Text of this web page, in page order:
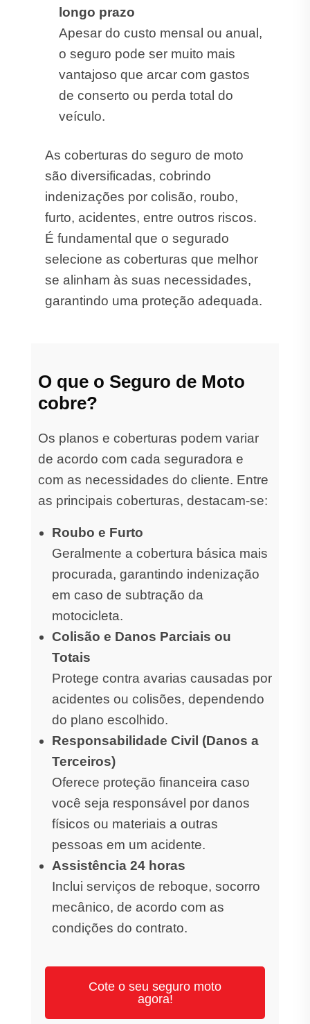
longo prazo
Apesar do custo mensal ou anual,
o seguro pode ser muito mais
vantajoso que arcar com gastos
de conserto ou perda total do
veículo.
As coberturas do seguro de moto
são diversificadas, cobrindo
indenizações por colisão, roubo,
furto, acidentes, entre outros riscos.
É fundamental que o segurado
selecione as coberturas que melhor
se alinham às suas necessidades,
garantindo uma proteção adequada.
O que o Seguro de Moto
cobre?
Os planos e coberturas podem variar
de acordo com cada seguradora e
com as necessidades do cliente. Entre
as principais coberturas, destacam-se:
Roubo e Furto
Geralmente a cobertura básica mais
procurada, garantindo indenização
em caso de subtração da
motocicleta.
Colisão e Danos Parciais ou
Totais
Protege contra avarias causadas por
acidentes ou colisões, dependendo
do plano escolhido.
Responsabilidade Civil (Danos a
Terceiros)
Oferece proteção financeira caso
você seja responsável por danos
físicos ou materiais a outras
pessoas em um acidente.
Assistência 24 horas
Inclui serviços de reboque, socorro
mecânico, de acordo com as
condições do contrato.
Cote o seu seguro moto
agora!